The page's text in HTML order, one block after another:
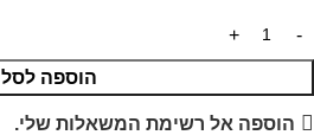
הוספה לסל
הוספה אל רשימת המשאלות שלי.